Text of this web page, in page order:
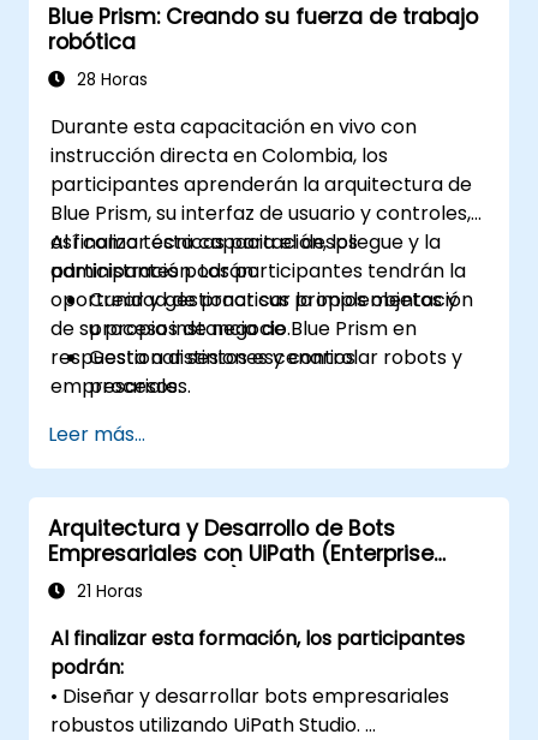
Blue Prism: Creando su fuerza de trabajo
robótica
28 Horas
Durante esta capacitación en vivo con
instrucción directa en Colombia, los
participantes aprenderán la arquitectura de
Blue Prism, su interfaz de usuario y controles,
así como técnicas para el despliegue y la
administración. Los participantes tendrán la
oportunidad de practicar la implementación
de su propia instancia de Blue Prism en
respuesta a distintos escenarios
empresariales.
Al finalizar esta capacitación, los
participantes podrán:
Crear y gestionar sus propios objetos y
procesos de negocio.
Gestionar sesiones y controlar robots y
procesos.
conforme a las diferentes necesidades
del negocio.
Leer más...
Arquitectura y Desarrollo de Bots
Empresariales con UiPath (Enterprise
Botcraft Program)
21 Horas
Al finalizar esta formación, los participantes
podrán:
• Diseñar y desarrollar bots empresariales
robustos utilizando UiPath Studio.